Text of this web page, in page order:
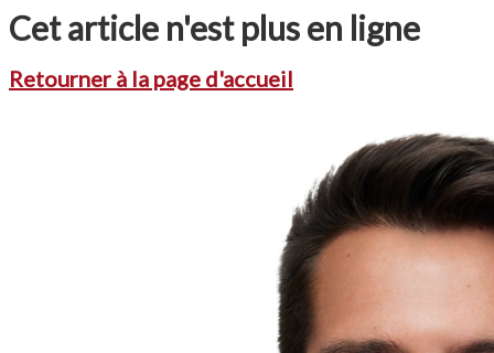
Cet article n'est plus en ligne
Retourner à la page d'accueil